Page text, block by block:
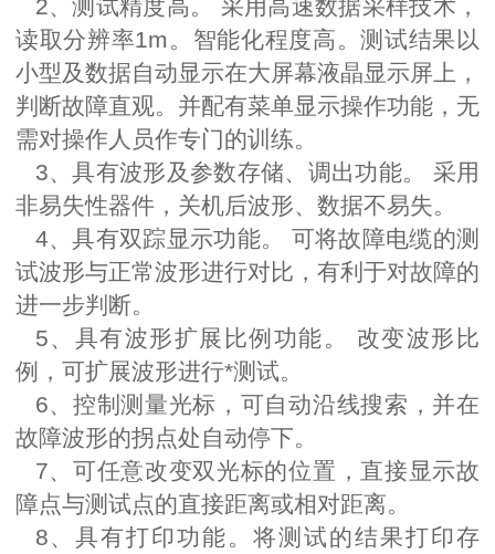
2、测试精度高。 采用高速数据采样技术，
读取分辨率1m。智能化程度高。测试结果以
小型及数据自动显示在大屏幕液晶显示屏上，
判断故障直观。并配有菜单显示操作功能，无
需对操作人员作专门的训练。
3、具有波形及参数存储、调出功能。 采用
非易失性器件，关机后波形、数据不易失。
4、具有双踪显示功能。 可将故障电缆的测
试波形与正常波形进行对比，有利于对故障的
进一步判断。
5、具有波形扩展比例功能。 改变波形比
例，可扩展波形进行*测试。
6、控制测量光标，可自动沿线搜索，并在
故障波形的拐点处自动停下。
7、可任意改变双光标的位置，直接显示故
障点与测试点的直接距离或相对距离。
8、具有打印功能。将测试的结果打印存